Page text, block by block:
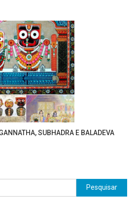
SUBHADRA E BALADEVA
Pesquisar
por: